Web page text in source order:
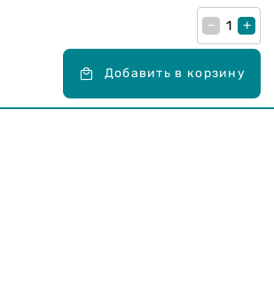
– +
Добавить в корзину